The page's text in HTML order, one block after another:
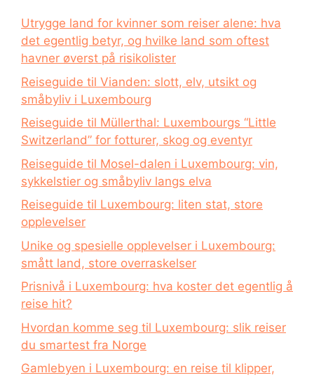
Utrygge land for kvinner som reiser alene: hva
det egentlig betyr, og hvilke land som oftest
havner øverst på risikolister
Reiseguide til Vianden: slott, elv, utsikt og
småbyliv i Luxembourg
Reiseguide til Müllerthal: Luxembourgs “Little
Switzerland” for fotturer, skog og eventyr
Reiseguide til Mosel-dalen i Luxembourg: vin,
sykkelstier og småbyliv langs elva
Reiseguide til Luxembourg: liten stat, store
opplevelser
Unike og spesielle opplevelser i Luxembourg:
smått land, store overraskelser
Prisnivå i Luxembourg: hva koster det egentlig å
reise hit?
Hvordan komme seg til Luxembourg: slik reiser
du smartest fra Norge
Gamlebyen i Luxembourg: en reise til klipper,